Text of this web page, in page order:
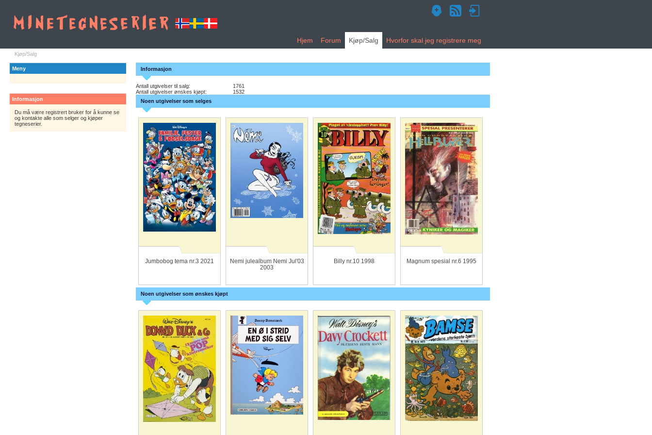
Hjem Forum Kjøp/Salg Hvorfor skal jeg registrere meg
Kjøp/Salg
Meny
Informasjon
Du må være registrert bruker for å kunne se
og kontakte alle som selger og kjøper
tegneserier.
Informasjon
Antall utgivelser til salg:
1761
Antall utgivelser ønskes kjøpt:
1532
Noen utgivelser som selges
Jumbobog tema nr.3 2021
Nemi julealbum Nemi Jul'03
2003
Billy nr.10 1998 Magnum spesial nr.6 1995
Noen utgivelser som ønskes kjøpt